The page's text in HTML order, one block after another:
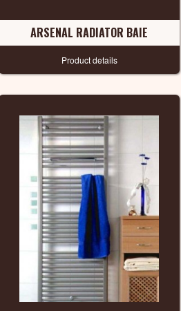
ARSENAL RADIATOR BAIE
Product details